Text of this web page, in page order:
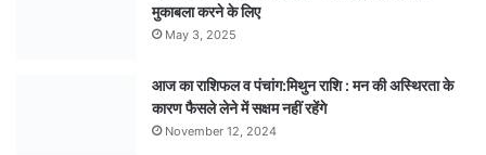
मुकाबला करने के लिए
May 3, 2025
आज का राशिफल व पंचांग:मिथुन राशि : मन की अस्थिरता के
कारण फैसले लेने में सक्षम नहीं रहेंगे
November 12, 2024